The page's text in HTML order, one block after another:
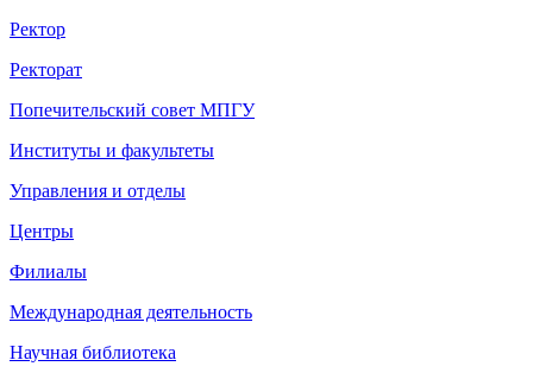
Ректор
Ректорат
Попечительский совет МПГУ
Институты и факультеты
Управления и отделы
Центры
Филиалы
Международная деятельность
Научная библиотека